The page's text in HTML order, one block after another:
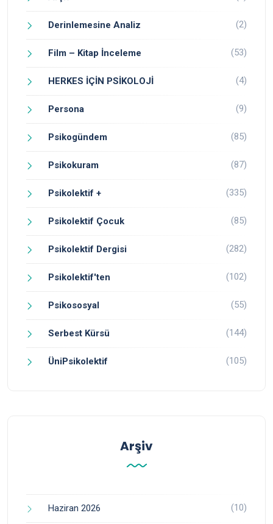
Derinlemesine Analiz (2)
Film – Kitap İnceleme (53)
HERKES İÇİN PSİKOLOJİ (4)
Persona (9)
Psikogündem (85)
Psikokuram (87)
Psikolektif + (335)
Psikolektif Çocuk (85)
Psikolektif Dergisi (282)
Psikolektif'ten (102)
Psikososyal (55)
Serbest Kürsü (144)
ÜniPsikolektif (105)
Arşiv
Haziran 2026 (10)